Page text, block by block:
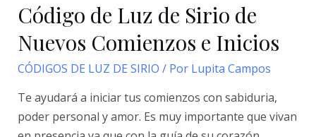
de
La
Unidad
Código de Luz de Sirio de
Nuevos Comienzos e Inicios
CÓDIGOS DE LUZ DE SIRIO / Por Lupita Campos
Te ayudará a iniciar tus comienzos con sabiduria,
poder personal y amor. Es muy importante que vivan